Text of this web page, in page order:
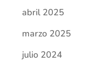
abril 2025
marzo 2025
julio 2024